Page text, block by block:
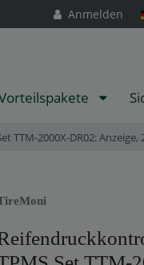
Anmelden
2000X-DR02: Anzeige,